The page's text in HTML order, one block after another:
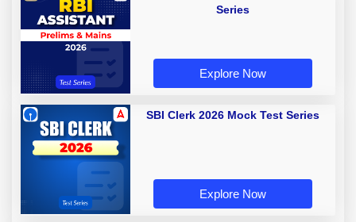
Series
Explore Now
SBI Clerk 2026 Mock Test Series
Explore Now